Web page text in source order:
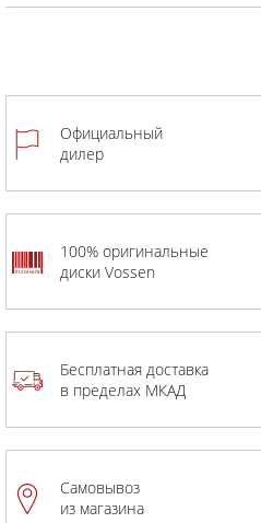
Официальный
дилер
100% оригинальные
диски Vossen
Бесплатная доставка
в пределах МКАД
Самовывоз
из магазина